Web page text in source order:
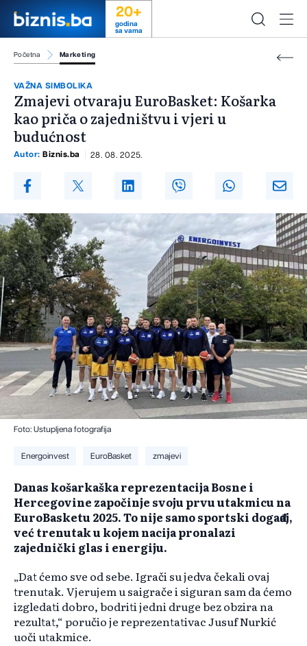
20+
godina
sa vama
Početna Marketing
VAŽNA SIMBOLIKA
Zmajevi otvaraju EuroBasket: Košarka
kao priča o zajedništvu i vjeri u
budućnost
Autor: Biznis.ba 28. 08. 2025.
Foto: Ustupljena fotografija
Energoinvest EuroBasket zmajevi
Danas košarkaška reprezentacija Bosne i
Hercegovine započinje svoju prvu utakmicu na
EuroBasketu 2025. To nije samo sportski događaj,
već trenutak u kojem nacija pronalazi
zajednički glas i energiju.
„Dat ćemo sve od sebe. Igrači su jedva čekali ovaj
trenutak. Vjerujem u saigrače i siguran sam da ćemo
izgledati dobro, bodriti jedni druge bez obzira na
rezultat,“ poručio je reprezentativac Jusuf Nurkić
uoči utakmice.